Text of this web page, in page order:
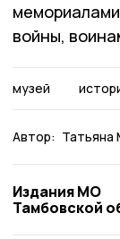
войны,
музей
Автор: Татьяна
Издания МО
Тамбовской